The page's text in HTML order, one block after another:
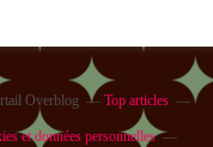
Overblog Top articles
et données personnelles